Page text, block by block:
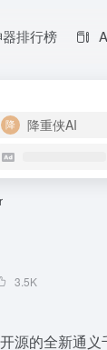
排行榜
降重侠AI
3.5K
源的全新通